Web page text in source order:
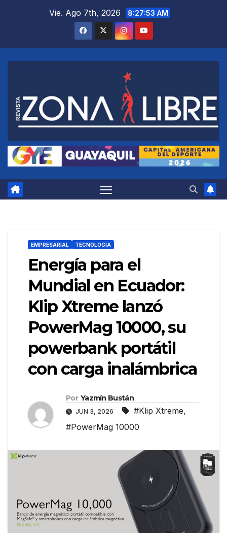
Vie. Ago 7th, 2026 8:27:54 AM
EMPRESARIAL TECNOLOGÍA
Energía para el
Mundial en Ecuador:
Klip Xtreme lanzó
PowerMag 10000, su
powerbank portátil
con carga inalámbrica
Por Yazmín Bustán
JUN 3, 2026 #Klip Xtreme,
#PowerMag 10000